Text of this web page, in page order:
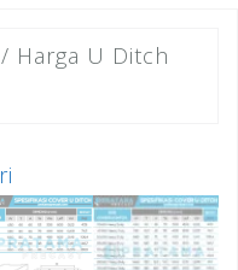
/ Harga U Ditch